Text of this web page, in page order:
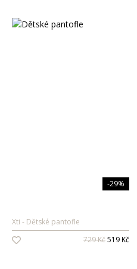
-29%
Xti
Dětské pantofle
729 Kč519 Kč